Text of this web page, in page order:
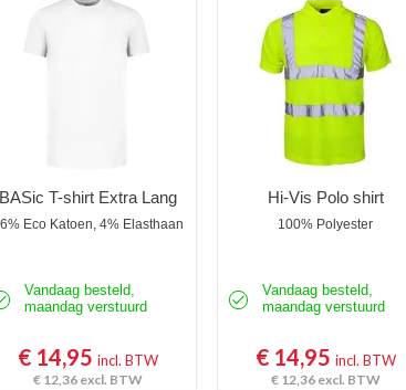
BASic T-shirt Extra Lang
Eco Katoen, 4% Elasthaan
Vandaag besteld,
maandag verstuurd
€ 14,95incl. BTW
€ 12,36 excl. BTW
Hi-Vis Polo shirt
100% Polyester
Vandaag besteld,
maandag verstuurd
€ 14,95 incl. BTW
€ 12,36 excl. BTW